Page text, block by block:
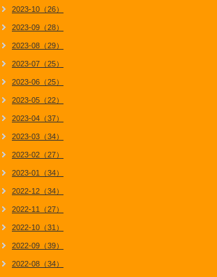
2023-10（26）
2023-09（28）
2023-08（29）
2023-07（25）
2023-06（25）
2023-05（22）
2023-04（37）
2023-03（34）
2023-02（27）
2023-01（34）
2022-12（34）
2022-11（27）
2022-10（31）
2022-09（39）
2022-08（34）